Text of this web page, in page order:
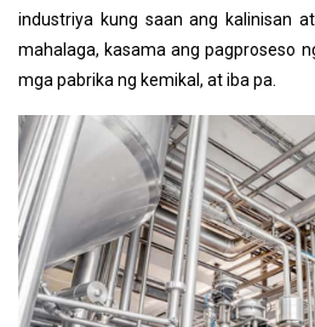
industriya kung saan ang kalinisan
mahalaga, kasama ang pagproseso
mga pabrika ng kemikal, at iba pa.